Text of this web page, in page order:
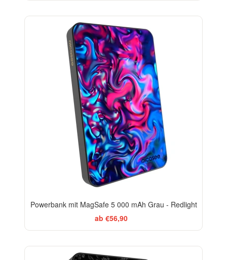
Powerbank mit MagSafe 5 000 mAh Grau - Redlight
ab €56,90